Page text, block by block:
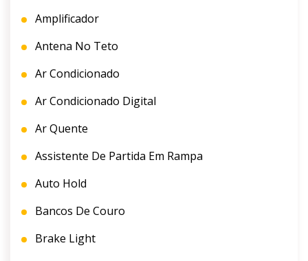
Amplificador
Antena No Teto
Ar Condicionado
Ar Condicionado Digital
Ar Quente
Assistente De Partida Em Rampa
Auto Hold
Bancos De Couro
Brake Light